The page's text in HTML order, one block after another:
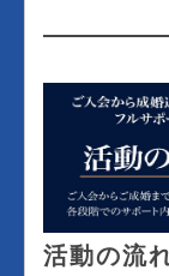
活動の流